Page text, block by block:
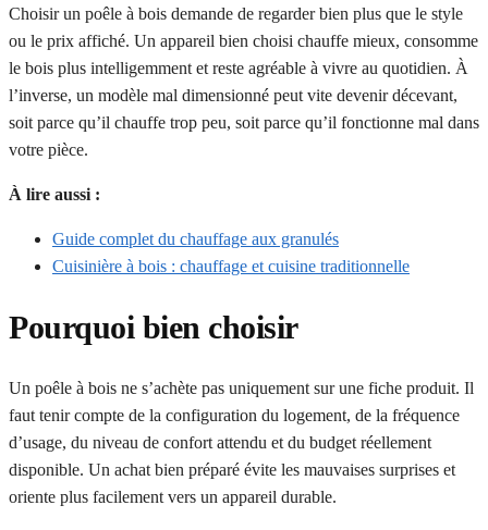
Choisir un poêle à bois demande de regarder bien plus que le style
ou le prix affiché. Un appareil bien choisi chauffe mieux, consomme
le bois plus intelligemment et reste agréable à vivre au quotidien. À
l’inverse, un modèle mal dimensionné peut vite devenir décevant,
soit parce qu’il chauffe trop peu, soit parce qu’il fonctionne mal dans
votre pièce.
À lire aussi :
Guide complet du chauffage aux granulés
Cuisinière à bois : chauffage et cuisine traditionnelle
Pourquoi bien choisir
Un poêle à bois ne s’achète pas uniquement sur une fiche produit. Il
faut tenir compte de la configuration du logement, de la fréquence
d’usage, du niveau de confort attendu et du budget réellement
disponible. Un achat bien préparé évite les mauvaises surprises et
oriente plus facilement vers un appareil durable.